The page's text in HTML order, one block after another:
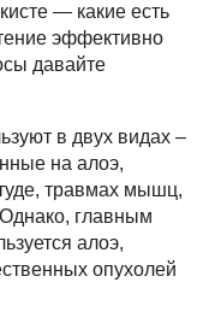
— какие есть
эффективно
давайте
в двух видах –
на алоэ,
травмах мышц,
главным
алоэ,
опухолей